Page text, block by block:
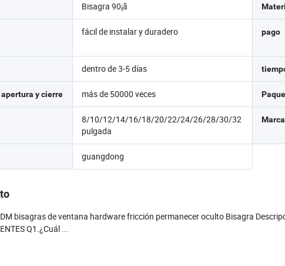
Bisagra 90¡ã
fácil de instalar y duradero pago
dentro de 3-5 días
y cierre más de 50000 veces
8/10/12/14/16/18/20/22/24/26/28/30/32
pulgada
guangdong
bisagras de ventana hardware fricción permanecer oculto Bisagra
Q1.¿Cuál ...